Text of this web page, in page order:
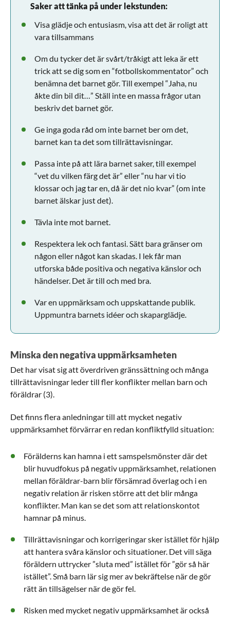
Saker att tänka på under lekstunden:
Visa glädje och entusiasm, visa att det är roligt att
vara tillsammans
Om du tycker det är svårt/tråkigt att leka är ett
trick att se dig som en “fotbollskommentator” och
benämna det barnet gör. Till exempel “Jaha, nu
åkte din bil dit…” Ställ inte en massa frågor utan
beskriv det barnet gör.
Ge inga goda råd om inte barnet ber om det,
barnet kan ta det som tillrättavisningar.
Passa inte på att lära barnet saker, till exempel
“vet du vilken färg det är” eller “nu har vi tio
klossar och jag tar en, då är det nio kvar” (om inte
barnet älskar just det).
Tävla inte mot barnet.
Respektera lek och fantasi. Sätt bara gränser om
någon eller något kan skadas. I lek får man
utforska både positiva och negativa känslor och
händelser. Det är till och med bra.
Var en uppmärksam och uppskattande publik.
Uppmuntra barnets idéer och skaparglädje.
Minska den negativa uppmärksamheten
Det har visat sig att överdriven gränssättning och många
tillrättavisningar leder till fler konflikter mellan barn och
föräldrar (3).
Det finns flera anledningar till att mycket negativ
uppmärksamhet förvärrar en redan konfliktfylld situation:
Förälderns kan hamna i ett samspelsmönster där det
blir huvudfokus på negativ uppmärksamhet, relationen
mellan föräldrar-barn blir försämrad överlag och i en
negativ relation är risken större att det blir många
konflikter. Man kan se det som att relationskontot
hamnar på minus.
Tillrättavisningar och korrigeringar sker istället för hjälp
att hantera svåra känslor och situationer. Det vill säga
föräldern uttrycker ”sluta med” istället för ”gör så här
istället”. Små barn lär sig mer av bekräftelse när de gör
rätt än tillsägelser när de gör fel.
Risken med mycket negativ uppmärksamhet är också